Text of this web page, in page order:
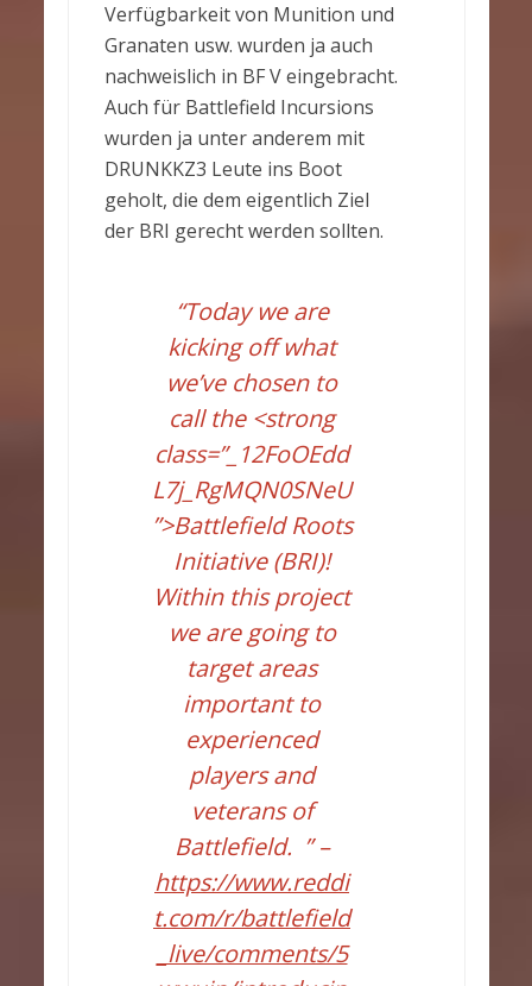
Verfügbarkeit von Munition und
Granaten usw. wurden ja auch
nachweislich in BF V eingebracht.
Auch für Battlefield Incursions
wurden ja unter anderem mit
DRUNKKZ3 Leute ins Boot
geholt, die dem eigentlich Ziel
der BRI gerecht werden sollten.
“Today we are
kicking off what
we’ve chosen to
call the <strong
class=”_12FoOEdd
L7j_RgMQN0SNeU
”>Battlefield Roots
Initiative (BRI)!
Within this project
we are going to
target areas
important to
experienced
players and
veterans of
Battlefield. ” –
https://www.reddi
t.com/r/battlefield
_live/comments/5